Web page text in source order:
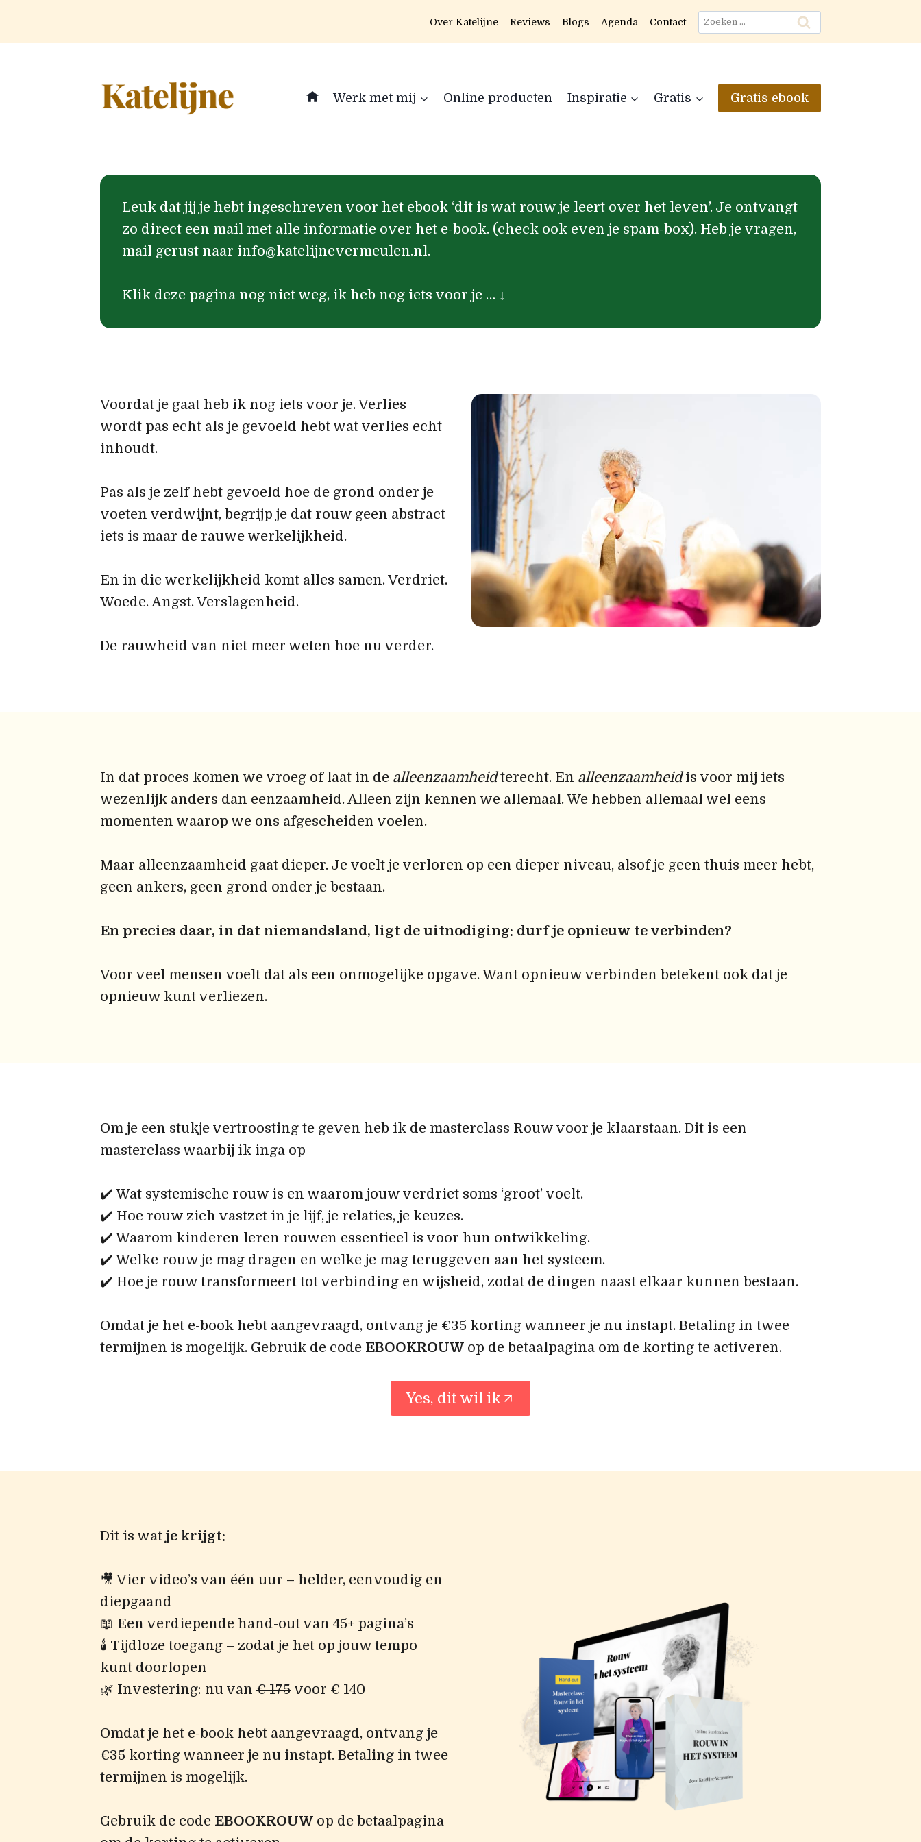
Over Katelijne Reviews Blogs Agenda Contact
Zoeken
naar:
Werk met mij Online producten Inspiratie Gratis Gratis ebook
Leuk dat jij je hebt ingeschreven voor het ebook ‘dit is wat rouw je leert over het leven’. Je ontvangt
zo direct een mail met alle informatie over het e-book. (check ook even je spam-box). Heb je vragen,
mail gerust naar info@katelijnevermeulen.nl.
Klik deze pagina nog niet weg, ik heb nog iets voor je … ↓
Voordat je gaat heb ik nog iets voor je. Verlies
wordt pas echt als je gevoeld hebt wat verlies echt
inhoudt.
Pas als je zelf hebt gevoeld hoe de grond onder je
voeten verdwijnt, begrijp je dat rouw geen abstract
iets is maar de rauwe werkelijkheid.
En in die werkelijkheid komt alles samen. Verdriet.
Woede. Angst. Verslagenheid.
De rauwheid van niet meer weten hoe nu verder.
In dat proces komen we vroeg of laat in de alleenzaamheidterecht. En alleenzaamheidis voor mij iets
wezenlijk anders dan eenzaamheid. Alleen zijn kennen we allemaal. We hebben allemaal wel eens
momenten waarop we ons afgescheiden voelen.
Maar alleenzaamheid gaat dieper. Je voelt je verloren op een dieper niveau, alsof je geen thuis meer hebt,
geen ankers, geen grond onder je bestaan.
En precies daar, in dat niemandsland, ligt de uitnodiging: durf je opnieuw te verbinden?
Voor veel mensen voelt dat als een onmogelijke opgave. Want opnieuw verbinden betekent ook dat je
opnieuw kunt verliezen.
Om je een stukje vertroosting te geven heb ik de masterclass Rouw voor je klaarstaan. Dit is een
masterclass waarbij ik inga op
✔️ Wat systemische rouw is en waarom jouw verdriet soms ‘groot’ voelt.
✔️ Hoe rouw zich vastzet in je lijf, je relaties, je keuzes.
✔️ Waarom kinderen leren rouwen essentieel is voor hun ontwikkeling.
✔️ Welke rouw je mag dragen en welke je mag teruggeven aan het systeem.
✔️ Hoe je rouw transformeert tot verbinding en wijsheid, zodat de dingen naast elkaar kunnen bestaan.
Omdat je het e-book hebt aangevraagd, ontvang je €35 korting wanneer je nu instapt. Betaling in twee
termijnen is mogelijk. Gebruik de code EBOOKROUW op de betaalpagina om de korting te activeren.
Yes, dit wil ik
Dit is wat je krijgt:
🎥 Vier video’s van één uur – helder, eenvoudig en
diepgaand
📖 Een verdiepende hand-out van 45+ pagina’s
🕯️ Tijdloze toegang – zodat je het op jouw tempo
kunt doorlopen
🌿 Investering: nu van € 175 voor € 140
Omdat je het e-book hebt aangevraagd, ontvang je
€35 korting wanneer je nu instapt. Betaling in twee
termijnen is mogelijk.
Gebruik de code EBOOKROUW op de betaalpagina